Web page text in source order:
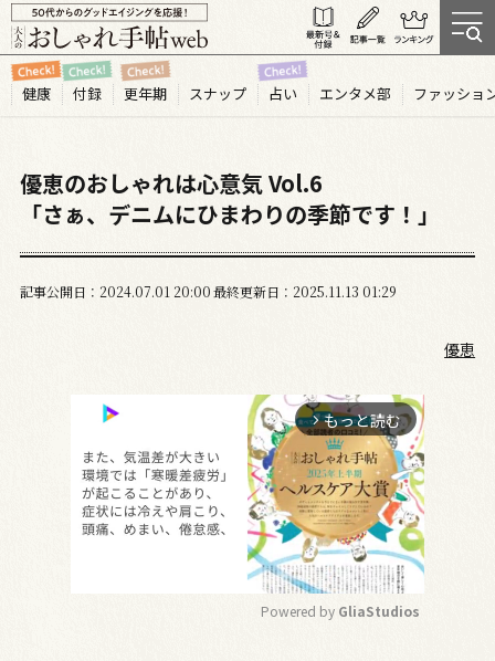
健康 付録 更年期 スナップ 占い エンタメ部 ファッショ
優恵のおしゃれは心意気 Vol.6
「さぁ、デニムにひまわりの季節です！」
記事公開日 2024.07 01 20:00最終更新日 2025.11.13 01:29
優恵
arrow_forward_ios もっと読む
Powered by GliaStudios